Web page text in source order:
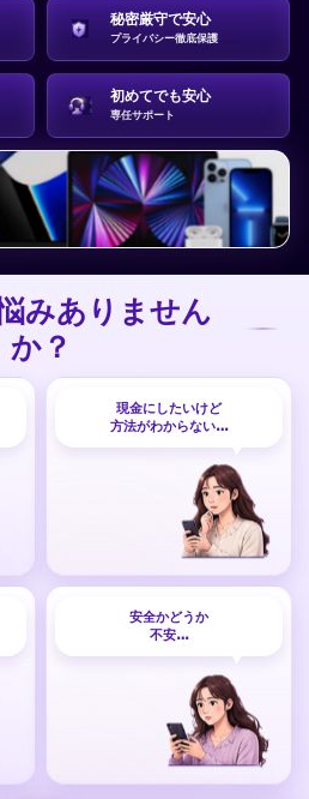
秘密厳守で安心
プライバシー徹底保護
初めてでも安心
専任サポート
みありません
か？
現金にしたいけど
方法がわからない…
安全かどうか
不安…